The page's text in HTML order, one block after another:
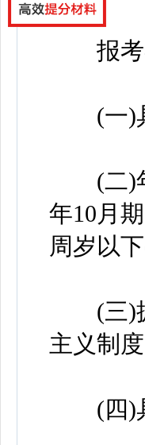
报考
(一)具
(二)年
年10月
周岁以
(三)拥
主义制
(四)具